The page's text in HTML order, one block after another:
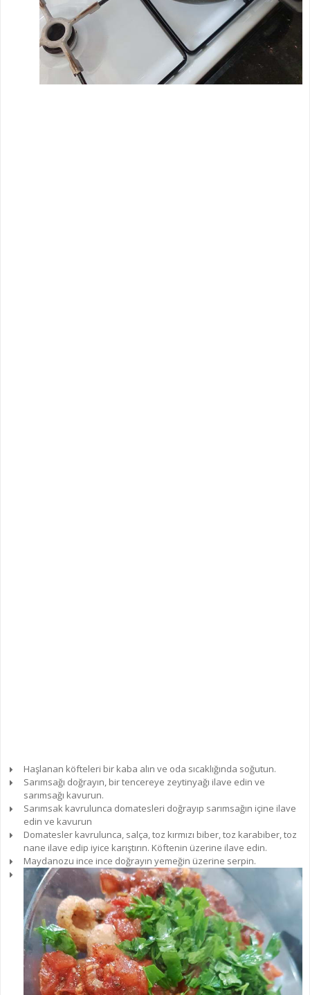
Haşlanan köfteleri bir kaba alın ve oda sıcaklığında soğutun.
Sarımsağı doğrayın, bir tencereye zeytinyağı ilave edin ve
sarımsağı kavurun.
Sarımsak kavrulunca domatesleri doğrayıp sarımsağın içine ilave
edin ve kavurun
Domatesler kavrulunca, salça, toz kırmızı biber, toz karabiber, toz
nane ilave edip iyice karıştırın. Köftenin üzerine ilave edin.
Maydanozu ince ince doğrayın yemeğin üzerine serpin.